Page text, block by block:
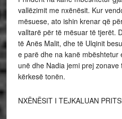
vallëzimit me nxënësit. Kur
mësuese, ato ishin krenar që
valltarë për të mësuar të tjerët.
të Anës Malit, dhe të Ulqinit
e parë dhe na kanë mbështetur
unë dhe Nadia jemi prej
kërkesë tonën.
NXËNËSIT I TEJKALUAN